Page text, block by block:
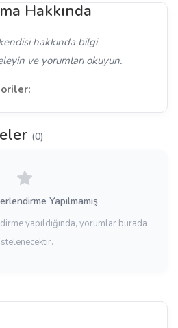
Hakkında
hakkında bilgi
ve yorumları okuyun.
(0)
Yapılmamış
yapıldığında, yorumlar burada